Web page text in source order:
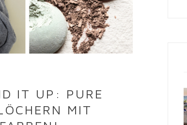
IT UP: PURE
MIT